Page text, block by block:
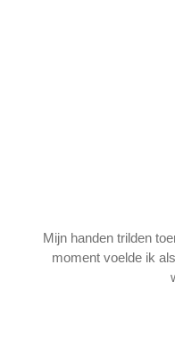
Mijn handen trilden
moment voelde ik